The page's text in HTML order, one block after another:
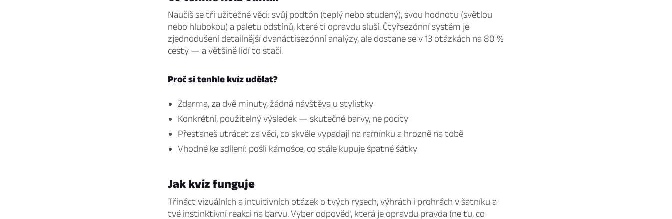
Naučíš se tři užitečné věci: svůj podtón (teplý nebo studený), svou hodnotu (světlou
nebo hlubokou) a paletu odstínů, které ti opravdu sluší. Čtyřsezónní systém je
zjednodušení detailnější dvanáctisezónní analýzy, ale dostane se v 13 otázkách na 80 %
cesty — a většině lidí to stačí.
Proč si tenhle kvíz udělat?
Zdarma, za dvě minuty, žádná návštěva u stylistky
Konkrétní, použitelný výsledek — skutečné barvy, ne pocity
Přestaneš utrácet za věci, co skvěle vypadají na ramínku a hrozně na tobě
Vhodné ke sdílení: pošli kámošce, co stále kupuje špatné šátky
Jak kvíz funguje
Třináct vizuálních a intuitivních otázek o tvých rysech, výhrách i prohrách v šatníku a
tvé instinktivní reakci na barvu. Vyber odpověď, která je opravdu pravda (ne tu, co